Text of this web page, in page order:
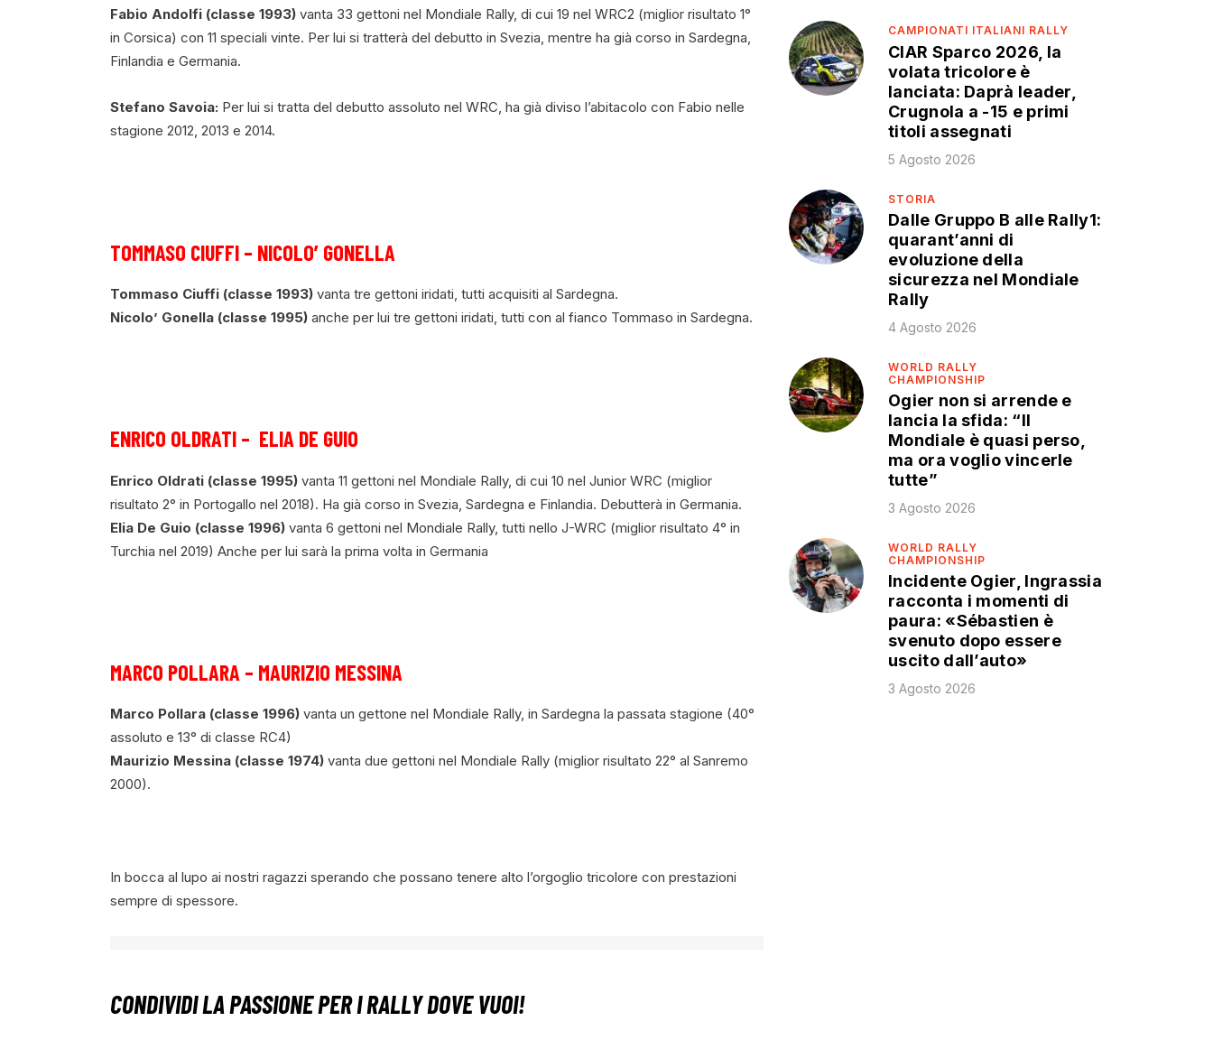
Fabio Andolfi (classe 1993) vanta 33 gettoni nel Mondiale Rally, di cui 19 nel WRC2 (miglior risultato 1°
in Corsica) con 11 speciali vinte. Per lui si tratterà del debutto in Svezia, mentre ha già corso in Sardegna,
Finlandia e Germania.
Stefano Savoia: Per lui si tratta del debutto assoluto nel WRC, ha già diviso l’abitacolo con Fabio nelle
stagione 2012, 2013 e 2014.
TOMMASO CIUFFI – NICOLO’ GONELLA
Tommaso Ciuffi (classe 1993) vanta tre gettoni iridati, tutti acquisiti al Sardegna.
Nicolo’ Gonella (classe 1995) anche per lui tre gettoni iridati, tutti con al fianco Tommaso in Sardegna.
ENRICO OLDRATI – ELIA DE GUIO
Enrico Oldrati (classe 1995) vanta 11 gettoni nel Mondiale Rally, di cui 10 nel Junior WRC (miglior
risultato 2° in Portogallo nel 2018). Ha già corso in Svezia, Sardegna e Finlandia. Debutterà in Germania.
Elia De Guio (classe 1996) vanta 6 gettoni nel Mondiale Rally, tutti nello J-WRC (miglior risultato 4° in
Turchia nel 2019) Anche per lui sarà la prima volta in Germania
MARCO POLLARA – MAURIZIO MESSINA
Marco Pollara (classe 1996) vanta un gettone nel Mondiale Rally, in Sardegna la passata stagione (40°
assoluto e 13° di classe RC4)
Maurizio Messina (classe 1974) vanta due gettoni nel Mondiale Rally (miglior risultato 22° al Sanremo
2000).
In bocca al lupo ai nostri ragazzi sperando che possano tenere alto l’orgoglio tricolore con prestazioni
sempre di spessore.
CAMPIONATI ITALIANI RALLY
CIAR Sparco 2026, la
volata tricolore è
lanciata: Daprà leader,
Crugnola a -15 e primi
titoli assegnati
5 Agosto 2026
STORIA
Dalle Gruppo B alle Rally1:
quarant’anni di
evoluzione della
sicurezza nel Mondiale
Rally
4 Agosto 2026
WORLD RALLY
CHAMPIONSHIP
Ogier non si arrende e
lancia la sfida: “Il
Mondiale è quasi perso,
ma ora voglio vincerle
tutte”
3 Agosto 2026
WORLD RALLY
CHAMPIONSHIP
Incidente Ogier, Ingrassia
racconta i momenti di
paura: «Sébastien è
svenuto dopo essere
uscito dall’auto»
3 Agosto 2026